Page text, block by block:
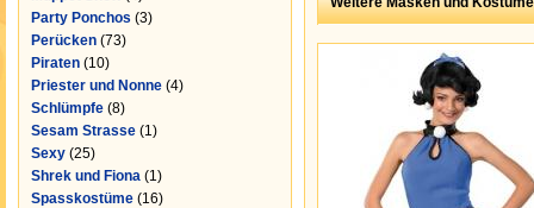
Party Ponchos (3)
Perücken (73)
Piraten (10)
Priester und Nonne (4)
Schlümpfe (8)
Sesam Strasse (1)
Sexy (25)
Shrek und Fiona (1)
Spasskostüme (16)